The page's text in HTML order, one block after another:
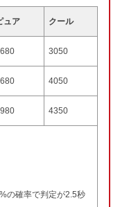
ュア クール
3050
4050
4350
の確率で判定が2.5秒